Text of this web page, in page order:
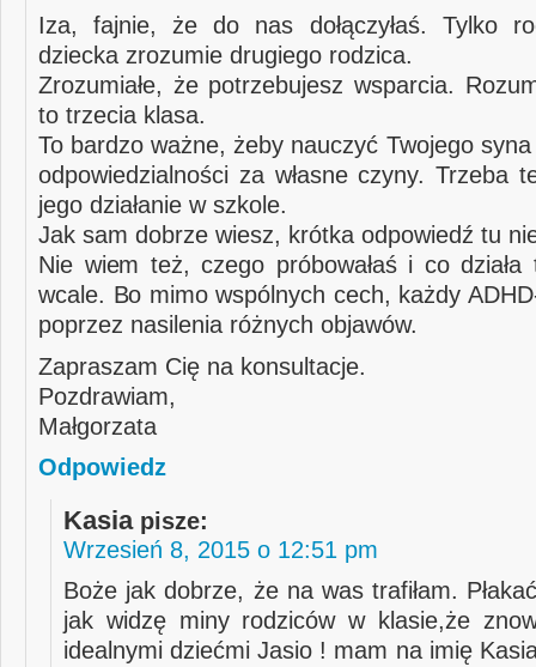
Iza, fajnie, że do nas dołączyłaś. Tylko
dziecka zrozumie drugiego rodzica.
Zrozumiałe, że potrzebujesz wsparcia.
to trzecia klasa.
To bardzo ważne, żeby nauczyć Twojego syna
odpowiedzialności za własne czyny. Trzeba
jego działanie w szkole.
Jak sam dobrze wiesz, krótka odpowiedź tu
Nie wiem też, czego próbowałaś i co
wcale. Bo mimo wspólnych cech, każdy
poprzez nasilenia różnych objawów.
Zapraszam Cię na konsultacje.
Pozdrawiam,
Małgorzata
Odpowiedz
Kasia pisze:
Wrzesień 8, 2015 o 12:51 pm
Boże jak dobrze, że na was trafiłam.
jak widzę miny rodziców w klasie,że
idealnymi dziećmi Jasio ! mam na imię